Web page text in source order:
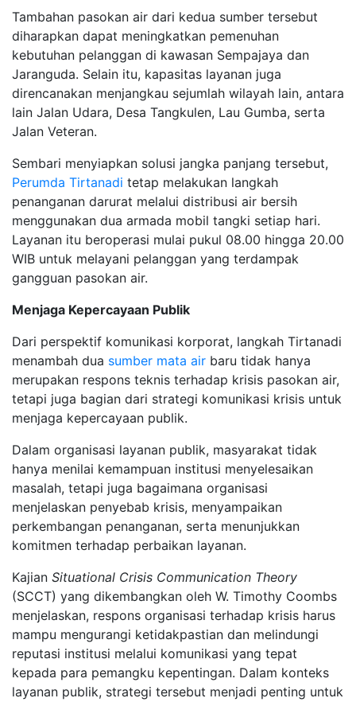
Tambahan pasokan air dari kedua sumber tersebut
diharapkan dapat meningkatkan pemenuhan
kebutuhan pelanggan di kawasan Sempajaya dan
Jaranguda. Selain itu, kapasitas layanan juga
direncanakan menjangkau sejumlah wilayah lain, antara
lain Jalan Udara, Desa Tangkulen, Lau Gumba, serta
Jalan Veteran.
Sembari menyiapkan solusi jangka panjang tersebut,
Perumda Tirtanadi tetap melakukan langkah
penanganan darurat melalui distribusi air bersih
menggunakan dua armada mobil tangki setiap hari.
Layanan itu beroperasi mulai pukul 08.00 hingga 20.00
WIB untuk melayani pelanggan yang terdampak
gangguan pasokan air.
Menjaga Kepercayaan Publik
Dari perspektif komunikasi korporat, langkah Tirtanadi
menambah dua sumber mata air baru tidak hanya
merupakan respons teknis terhadap krisis pasokan air,
tetapi juga bagian dari strategi komunikasi krisis untuk
menjaga kepercayaan publik.
Dalam organisasi layanan publik, masyarakat tidak
hanya menilai kemampuan institusi menyelesaikan
masalah, tetapi juga bagaimana organisasi
menjelaskan penyebab krisis, menyampaikan
perkembangan penanganan, serta menunjukkan
komitmen terhadap perbaikan layanan.
Kajian Situational Crisis Communication Theory
(SCCT) yang dikembangkan oleh W. Timothy Coombs
menjelaskan, respons organisasi terhadap krisis harus
mampu mengurangi ketidakpastian dan melindungi
reputasi institusi melalui komunikasi yang tepat
kepada para pemangku kepentingan. Dalam konteks
layanan publik, strategi tersebut menjadi penting untuk